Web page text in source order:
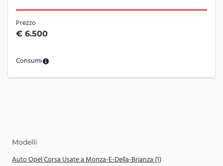
Prezzo
€ 6.500
Consumi
Modelli
Auto Opel Corsa Usate a Monza-E-Della-Brianza (1)